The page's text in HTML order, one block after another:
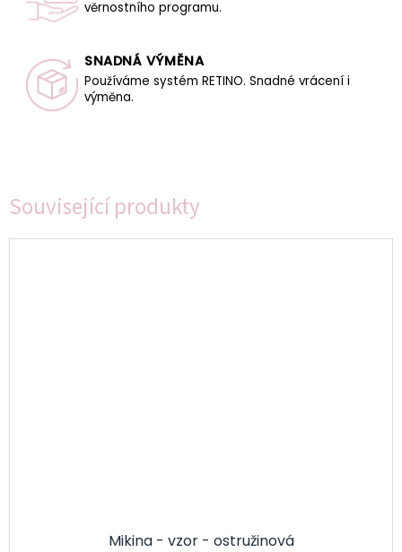
Související produkty
Mikina - vzor - ostružinová
věrnostního programu.
SNADNÁ VÝMĚNA
Používáme systém RETINO. Snadné vrácení i
výměna.